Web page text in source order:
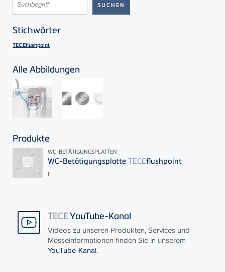
Stichwörter
TECEflushpoint
Alle Abbildungen
Produkte
WC-BETÄTIGUNGSPLATTEN
WC-Betätigungsplatte TECEflushpoint
t
TECEYouTube-Kanal
Videos zu unseren Produkten, Services und
Messeinformationen finden Sie in unserem
YouTube-Kanal.